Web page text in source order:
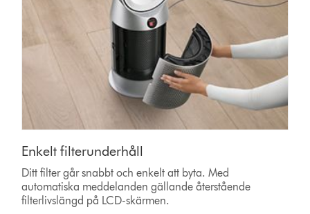
Enkelt filterunderhåll
Ditt filter går snabbt och enkelt att byta. Med
automatiska meddelanden gällande återstående
filterlivslängd på LCD-skärmen.